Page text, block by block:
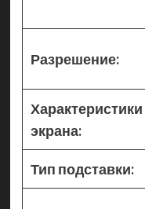
Разрешение:
Характеристики
экрана:
Тип подставки: